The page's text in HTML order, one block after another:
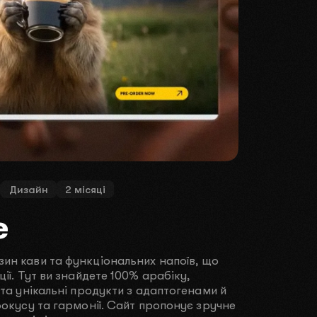
Дизайн 2 місяці
кави та функціональних напоїв, що
Тут ви знайдете 100% арабіку,
унікальні продукти з адаптогенами й
та гармонії. Сайт пропонує зручне
місць